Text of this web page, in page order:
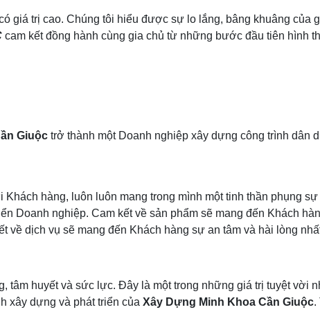
giá trị cao. Chúng tôi hiểu được sự lo lắng, bâng khuâng
cam kết đồng hành cùng gia chủ từ những bước đầu tiên hình
Giuộc trở thành một Doanh nghiệp xây dựng công trình dân
hàng, luôn luôn mang trong mình một tinh thần phụng
Doanh nghiệp. Cam kết về sản phẩm sẽ mang đến Khách
về dịch vụ sẽ mang đến Khách hàng sự an tâm và hài lòng
tâm huyết và sức lực. Đây là một trong những giá trị tuyệt vời
xây dựng và phát triển của Xây Dựng Minh Khoa Cần Giuộc.